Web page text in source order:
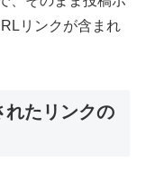
リンクが含まれ
たリンクの